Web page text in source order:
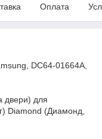
Оплата
DC64-01664A,
двери) для
Diamond (Диамонд,